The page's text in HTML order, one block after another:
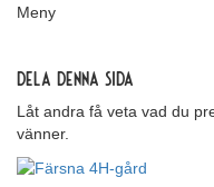
Meny
Dela denna sida
Låt andra få veta vad du
vänner.